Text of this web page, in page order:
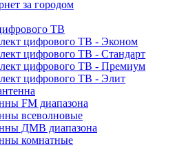
за городом
ТВ
цифрового ТВ - Эконом
цифрового ТВ - Стандарт
цифрового ТВ - Премиум
цифрового ТВ - Элит
FM диапазона
всеволновые
ДМВ диапазона
комнатные